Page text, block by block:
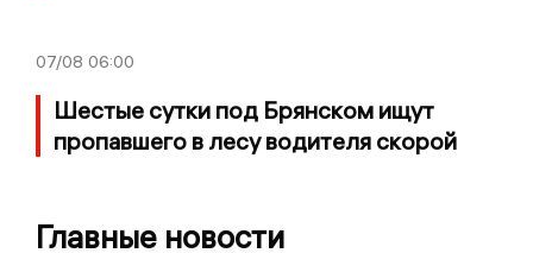
07/08 06:00
Шестые сутки под Брянском ищут
пропавшего в лесу водителя скорой
Главные новости